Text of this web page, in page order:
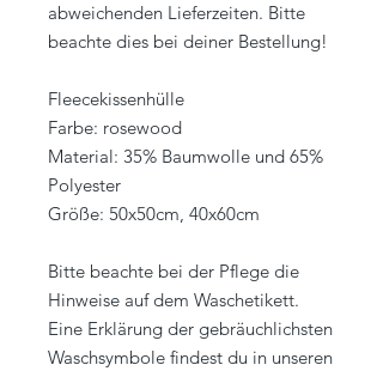
abweichenden Lieferzeiten. Bitte
beachte dies bei deiner Bestellung!
Fleecekissenhülle
Farbe: rosewood
Material: 35% Baumwolle und 65%
Polyester
Größe: 50x50cm, 40x60cm
Bitte beachte bei der Pflege die
Hinweise auf dem Waschetikett.
Eine Erklärung der gebräuchlichsten
Waschsymbole findest du in unseren